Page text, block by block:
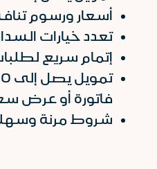
أسعار ورسوم
تعدد خيارات
إتمام سريع
فاتورة أو عرض
شروط مرنة